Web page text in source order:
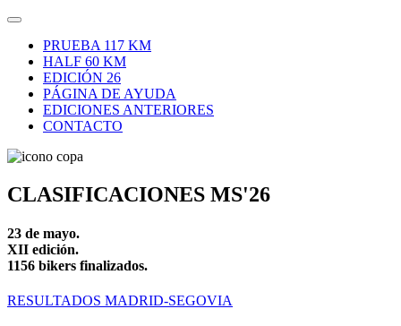
PRUEBA 117 KM
HALF 60 KM
EDICIÓN 26
PÁGINA DE AYUDA
EDICIONES ANTERIORES
CONTACTO
CLASIFICACIONES MS'26
23 de mayo.
XII edición.
1156 bikers finalizados.
RESULTADOS MADRID-SEGOVIA